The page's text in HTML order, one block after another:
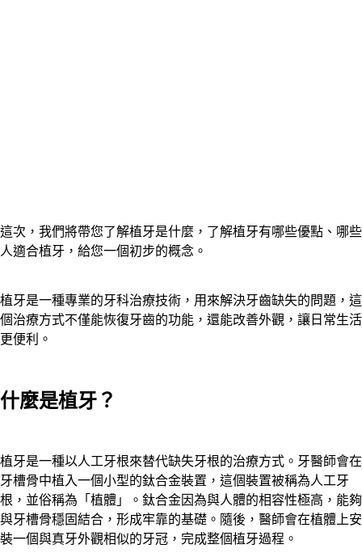
這次，我們將帶您了解植牙是什麼，了解植牙有哪些優點、哪些
人適合植牙，給您一個初步的概念。
植牙是一種專業的牙科治療技術，用來解決牙齒缺失的問題，這
個治療方式不僅能恢復牙齒的功能，還能改善外觀，讓日常生活
更便利。
什麼是植牙？
植牙是一種以人工牙根來替代缺失牙根的治療方式。牙醫師會在
牙槽骨中植入一個小型的鈦合金裝置，這個裝置被稱為人工牙
根，並俗稱為「植體」。鈦合金因為與人體的相容性極高，能夠
與牙槽骨穩固結合，形成牢靠的基礎。隨後，醫師會在植體上安
裝一個與真牙外觀相似的牙冠，完成整個植牙過程。